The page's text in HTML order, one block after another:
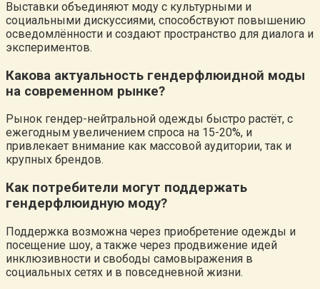
Выставки объединяют моду с культурными и
социальными дискуссиями, способствуют повышению
осведомлённости и создают пространство для диалога и
экспериментов.
Какова актуальность гендерфлюидной моды
на современном рынке?
Рынок гендер-нейтральной одежды быстро растёт, с
ежегодным увеличением спроса на 15-20%, и
привлекает внимание как массовой аудитории, так и
крупных брендов.
Как потребители могут поддержать
гендерфлюидную моду?
Поддержка возможна через приобретение одежды и
посещение шоу, а также через продвижение идей
инклюзивности и свободы самовыражения в
социальных сетях и в повседневной жизни.